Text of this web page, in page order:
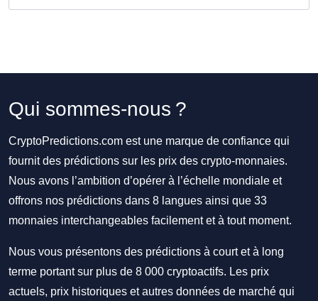
Qui sommes-nous ?
CryptoPredictions.com est une marque de confiance qui
fournit des prédictions sur les prix des crypto-monnaies.
Nous avons l’ambition d’opérer à l’échelle mondiale et
offrons nos prédictions dans 8 langues ainsi que 33
monnaies interchangeables facilement et à tout moment.
Nous vous présentons des prédictions à court et à long
terme portant sur plus de 8 000 cryptoactifs. Les prix
actuels, prix historiques et autres données de marché qui